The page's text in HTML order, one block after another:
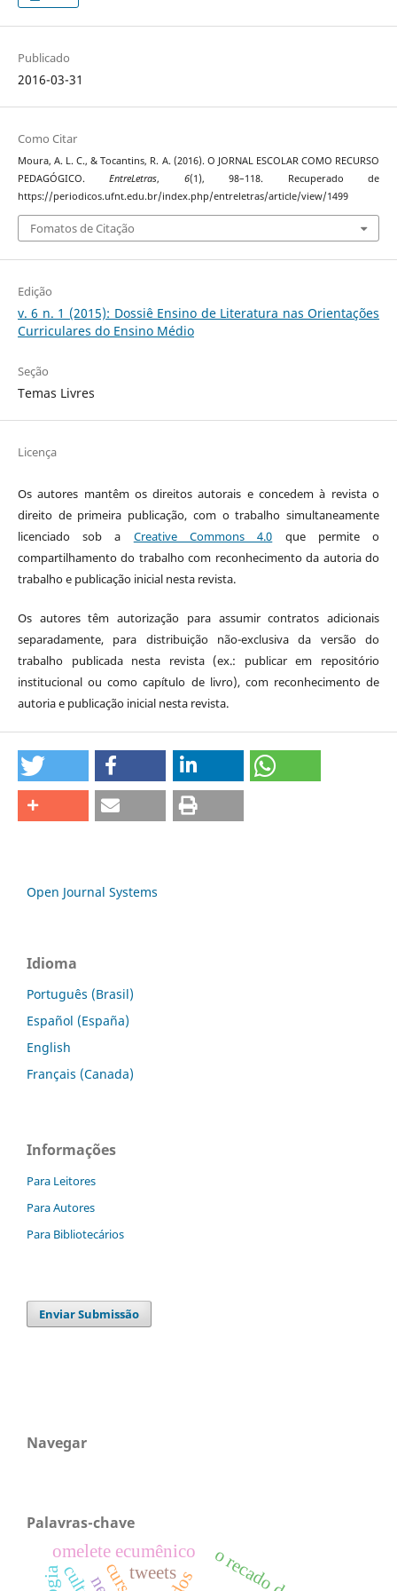
Publicado
2016-03-31
Como Citar
Moura, A. L. C., & Tocantins, R. A. (2016). O JORNAL ESCOLAR COMO RECURSO
PEDAGÓGICO.EntreLetras, 6(1), 98–118. Recuperado de
https://periodicos.ufnt.edu.br/index.php/entreletras/article/view/1499
Fomatos de Citação
Edição
v. 6 n. 1 (2015): Dossiê Ensino de Literatura nas Orientações
Curriculares do Ensino Médio
Seção
Temas Livres
Licença
Os autores mantêm os direitos autorais e concedem à revista o
direito de primeira publicação, com o trabalho simultaneamente
licenciado sob a Creative Commons 4.0 que permite o
compartilhamento do trabalho com reconhecimento da autoria do
trabalho e publicação inicial nesta revista.
Os autores têm autorização para assumir contratos adicionais
separadamente, para distribuição não-exclusiva da versão do
trabalho publicada nesta revista (ex.: publicar em repositório
institucional ou como capítulo de livro), com reconhecimento de
autoria e publicação inicial nesta revista.
Open Journal Systems
Idioma
Português (Brasil)
Español (España)
English
Français (Canada)
Informações
Para Leitores
Para Autores
Para Bibliotecários
Enviar Submissão
Navegar
Palavras-chave
omelete ecumênico
tweets